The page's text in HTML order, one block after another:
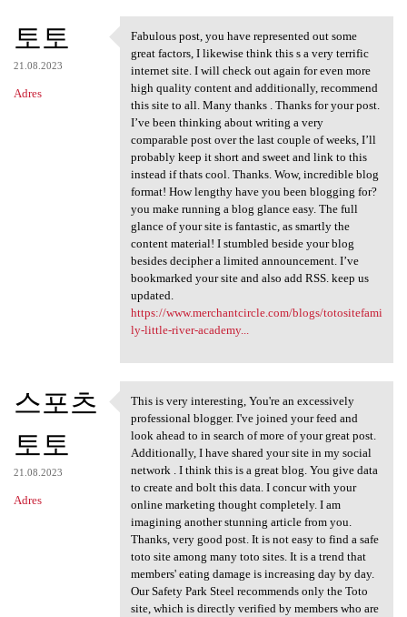
토토
21.08.2023
Adres
Fabulous post, you have
Fabulous post, you have represented out some
great factors, I likewise think this s a very terrific
internet site. I will check out again for even more
high quality content and additionally, recommend
this site to all. Many thanks . Thanks for your post.
I’ve been thinking about writing a very
comparable post over the last couple of weeks, I’ll
probably keep it short and sweet and link to this
instead if thats cool. Thanks. Wow, incredible blog
format! How lengthy have you been blogging for?
you make running a blog glance easy. The full
glance of your site is fantastic, as smartly the
content material! I stumbled beside your blog
besides decipher a limited announcement. I’ve
bookmarked your site and also add RSS. keep us
updated.
https://www.merchantcircle.com/blogs/totositefami
ly-little-river-academy...
스포츠
토토
21.08.2023
Adres
This is very interesting, You
This is very interesting, You're an excessively
professional blogger. I've joined your feed and
look ahead to in search of more of your great post.
Additionally, I have shared your site in my social
network . I think this is a great blog. You give data
to create and bolt this data. I concur with your
online marketing thought completely. I am
imagining another stunning article from you.
Thanks, very good post. It is not easy to find a safe
toto site among many toto sites. It is a trend that
members' eating damage is increasing day by day.
Our Safety Park Steel recommends only the Toto
site, which is directly verified by members who are